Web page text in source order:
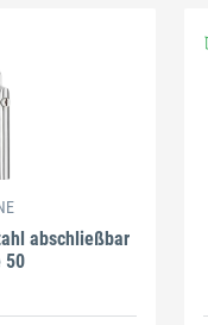
abschließbar
50